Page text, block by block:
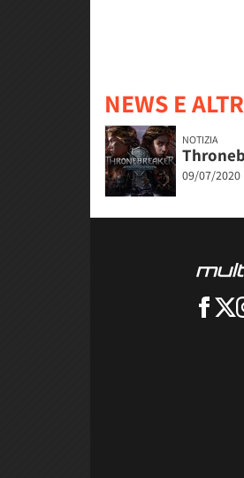
NEWS E
NOTIZIA
09/07/2020